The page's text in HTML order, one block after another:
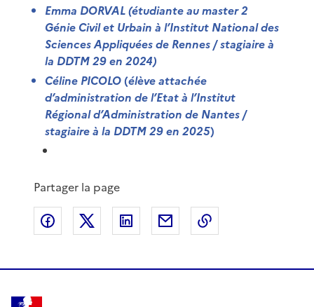
Emma DORVAL(étudiante au master 2
Génie Civil et Urbain à l’Institut National des
Sciences Appliquées de Rennes / stagiaire à
la DDTM 29 en 2024)
Céline PICOLO(élève attachée
d’administration de l’Etat à l’Institut
Régional d’Administration de Nantes /
stagiaire à la DDTM 29 en 2025)
Partager la page
Partager sur Facebook
Partager sur XPartager sur LinkedIn
Partager par email